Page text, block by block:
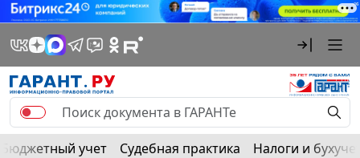
Бюджетный учет Судебная практика Налоги и